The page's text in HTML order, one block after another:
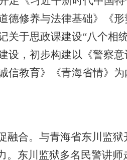
德修养与法律基础》《
关于思政课建设“八个相
，初步构建以《警察
信教育》《青海省情》
融合。与青海省东川监
。东川监狱多名民警讲